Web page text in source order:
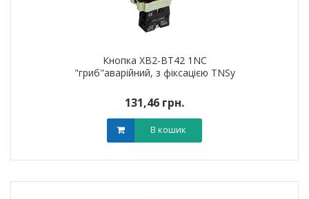
Кнопка XB2-BT42 1NC
"гриб"аварійний, з фіксацією TNSy
131,46 грн.
В кошик